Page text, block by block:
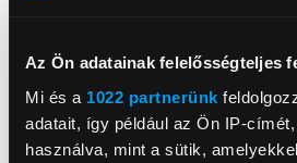
Az Ön adatainak felelősségteljes
Mi és a 1022 partnerünk
adatait, így például az Ön IP-
használva, mint a sütik,